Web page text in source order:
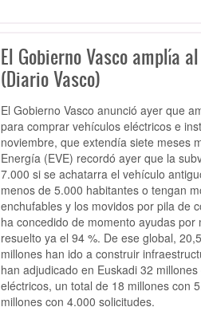
El Gobierno Vasco amplía
(Diario Vasco)
El Gobierno Vasco anunció ayer que
para comprar vehículos eléctricos e
noviembre, que extendía siete meses
Energía (EVE) recordó ayer que la
7.000 si se achatarra el vehículo
menos de 5.000 habitantes o tengan
enchufables y los movidos por pila de
ha concedido de momento ayudas
resuelto ya el 94 %. De ese global,
millones han ido a construir
han adjudicado en Euskadi 32
eléctricos, un total de 18 millones con
millones con 4.000 solicitudes.